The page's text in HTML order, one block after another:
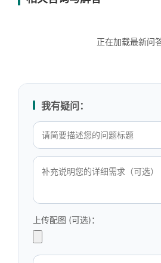
正在加载最新问
我有疑问：
上传配图 (可选)：